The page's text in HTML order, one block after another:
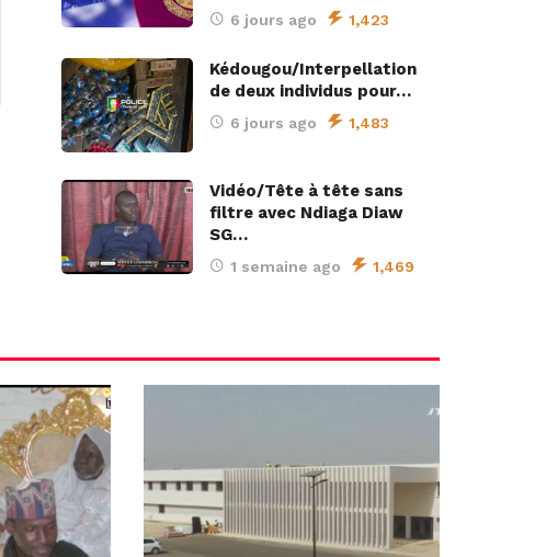
6 jours ago 1,423
Kédougou/Interpellation
de deux individus pour…
6 jours ago 1,483
Vidéo/Tête à tête sans
filtre avec Ndiaga Diaw
SG…
1 semaine ago 1,469